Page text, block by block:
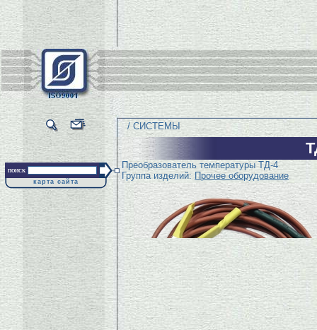
/ СИСТЕМЫ
поиск
карта сайта
Преобразователь температуры ТД-4
Группа изделий: Прочее оборудование